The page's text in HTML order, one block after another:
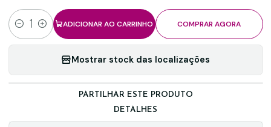
Quantidade
ADICIONAR AO CARRINHO COMPRAR AGORA
Mostrar stock das localizações
PARTILHAR ESTE PRODUTO
DETALHES